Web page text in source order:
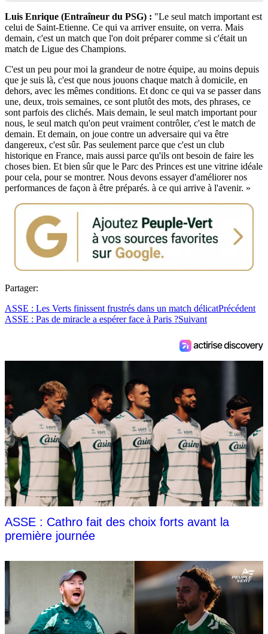
Luis Enrique (Entraîneur du PSG) : "Le seul match important est
celui de Saint-Etienne. Ce qui va arriver ensuite, on verra. Mais
demain, c'est un match que l'on doit préparer comme si c'était un
match de Ligue des Champions.
C'est un peu pour moi la grandeur de notre équipe, au moins depuis
que je suis là, c'est que nous jouons chaque match à domicile, en
dehors, avec les mêmes conditions. Et donc ce qui va se passer dans
une, deux, trois semaines, ce sont plutôt des mots, des phrases, ce
sont parfois des clichés. Mais demain, le seul match important pour
nous, le seul match qu'on peut vraiment contrôler, c'est le match de
demain. Et demain, on joue contre un adversaire qui va être
dangereux, c'est sûr. Pas seulement parce que c'est un club
historique en France, mais aussi parce qu'ils ont besoin de faire les
choses bien. Et bien sûr que le Parc des Princes est une vitrine idéale
pour cela, pour se montrer. Nous devons essayer d'améliorer nos
performances de façon à être préparés. à ce qui arrive à l'avenir. »
Partager:
ASSE : Les Verts finissent frustrés dans un match délicatPrécédent
ASSE : Pas de miracle a espérer face à Paris ?Suivant
ASSE : Cathro fait des choix forts avant la
première journée